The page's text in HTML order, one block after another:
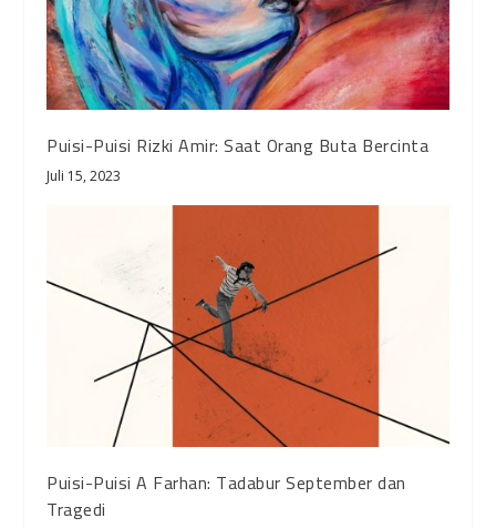
Puisi-Puisi Rizki Amir: Saat Orang Buta Bercinta
Juli 15, 2023
Puisi-Puisi A Farhan: Tadabur September dan
Tragedi